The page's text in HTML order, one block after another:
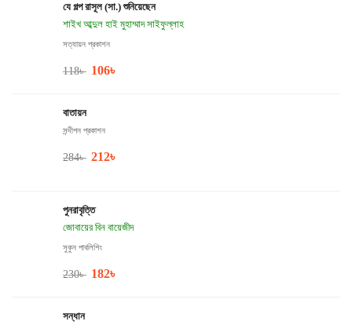
যে গল্প রাসূল (সা.) শুনিয়েছেন
শাইখ আব্দুল হাই মুহাম্মাদ সাইফুল্লাহ
সত্যায়ন প্রকাশন
118৳ 106৳
বাতায়ন
সন্দীপন প্রকাশন
284৳ 212৳
পুনরাবৃত্তি
জোবায়ের বিন বায়েজীদ
সুকুন পাবলিশিং
230৳ 182৳
সন্ধান